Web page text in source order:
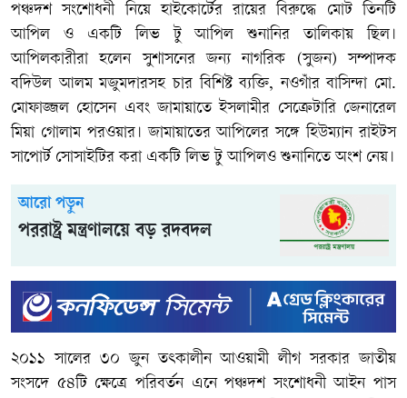
পঞ্চদশ সংশোধনী নিয়ে হাইকোর্টের রায়ের বিরুদ্ধে মোট তিনটি
আপিল ও একটি লিভ টু আপিল শুনানির তালিকায় ছিল।
আপিলকারীরা হলেন সুশাসনের জন্য নাগরিক (সুজন) সম্পাদক
বদিউল আলম মজুমদারসহ চার বিশিষ্ট ব্যক্তি, নওগাঁর বাসিন্দা মো.
মোফাজ্জল হোসেন এবং জামায়াতে ইসলামীর সেক্রেটারি জেনারেল
মিয়া গোলাম পরওয়ার। জামায়াতের আপিলের সঙ্গে হিউম্যান রাইটস
সাপোর্ট সোসাইটির করা একটি লিভ টু আপিলও শুনানিতে অংশ নেয়।
আরো পড়ুন
পররাষ্ট্র মন্ত্রণালয়ে বড় রদবদল
২০১১ সালের ৩০ জুন তৎকালীন আওয়ামী লীগ সরকার জাতীয়
সংসদে ৫৪টি ক্ষেত্রে পরিবর্তন এনে পঞ্চদশ সংশোধনী আইন পাস